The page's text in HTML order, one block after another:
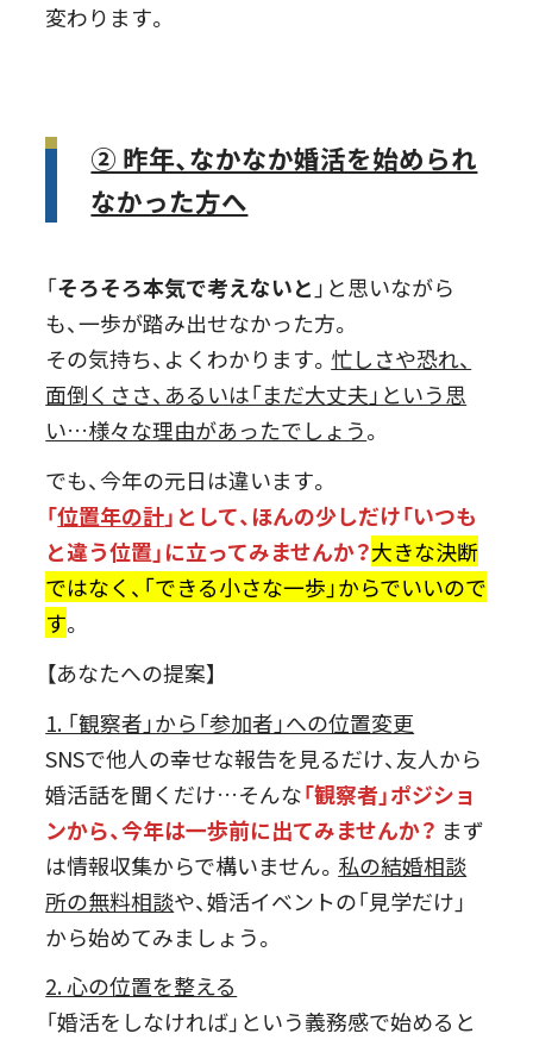
変わります。
② 昨年、なかなか婚活を始められ
なかった方へ
「そろそろ本気で考えないと 」と思いながら
も、一歩が踏み出せなかった方。
その気持ち、よくわかります。 忙しさや恐れ、
面倒くささ、あるいは「まだ大丈夫」という思
い…様々な理由があったでしょう。
でも、今年の元日は違います。
「位置年の計」として、ほんの少しだけ「いつも
と違う位置」に立ってみませんか？大きな決断
ではなく、「できる小さな一歩」からでいいので
す。
【あなたへの提案】
1. 「観察者」から「参加者」への位置変更
SNSで他人の幸せな報告を見るだけ、友人から
婚活話を聞くだけ…そんな「観察者」ポジショ
ンから、今年は一歩前に出てみませんか？ まず
は情報収集からで構いません。 私の結婚相談
所の無料相談や、婚活イベントの「見学だけ」
から始めてみましょう。
2. 心の位置を整える
「婚活をしなければ」という義務感で始めると